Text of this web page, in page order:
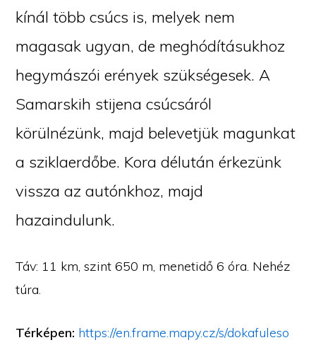
kínál több csúcs is, melyek nem
magasak ugyan, de meghódításukhoz
hegymászói erények szükségesek. A
Samarskih stijena csúcsáról
körülnézünk, majd belevetjük magunkat
a sziklaerdőbe. Kora délután érkezünk
vissza az autónkhoz, majd
hazaindulunk.
Táv: 11 km, szint 650 m, menetidő 6 óra. Nehéz
túra.
Térképen: https://en.frame.mapy.cz/s/dokafuleso